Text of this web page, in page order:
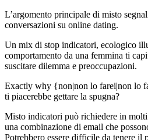
L’argomento principale di misto
conversazioni su online dating.
Un mix di stop indicatori, ecologico
comportamento da una femmina ti
suscitare dilemma e preoccupazioni.
Exactly why {non|non lo farei|non lo
ti piacerebbe gettare la spugna?
Misto indicatori può richiedere in molti
una combinazione di email che
Potrebbero essere difficile da tenere il